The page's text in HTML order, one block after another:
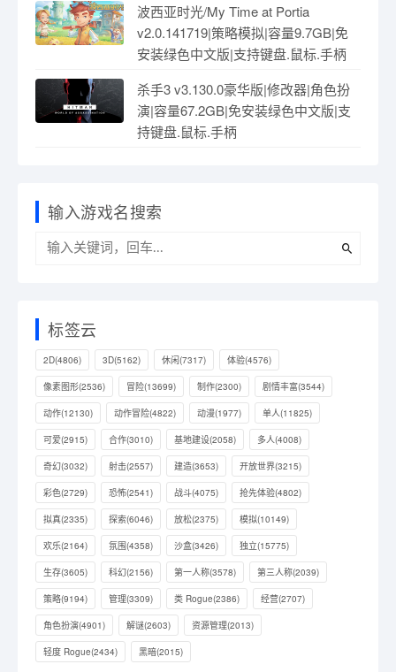
波西亚时光/My Time at Portia
v2.0.141719|策略模拟|容量9.7GB|免
安装绿色中文版|支持键盘.鼠标.手柄
杀手3 v3.130.0豪华版|修改器|角色扮
演|容量67.2GB|免安装绿色中文版|支
持键盘.鼠标.手柄
输入游戏名搜索
标签云
2D(4806) 3D(5162) 休闲(7317) 体验(4576)
像素图形(2536) 冒险(13699) 制作(2300) 剧情丰富(3544)
动作(12130) 动作冒险(4822) 动漫(1977) 单人(11825)
可爱(2915) 合作(3010) 基地建设(2058) 多人(4008)
奇幻(3032) 射击(2557) 建造(3653) 开放世界(3215)
彩色(2729) 恐怖(2541) 战斗(4075) 抢先体验(4802)
拟真(2335) 探索(6046) 放松(2375) 模拟(10149)
欢乐(2164) 氛围(4358) 沙盒(3426) 独立(15775)
生存(3605) 科幻(2156) 第一人称(3578) 第三人称(2039)
策略(9194) 管理(3309) 类 Rogue(2386) 经营(2707)
角色扮演(4901) 解谜(2603) 资源管理(2013)
轻度 Rogue(2434) 黑暗(2015)